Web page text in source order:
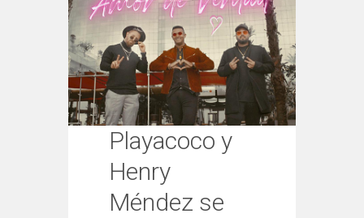
Playacoco y
Henry
Méndez se